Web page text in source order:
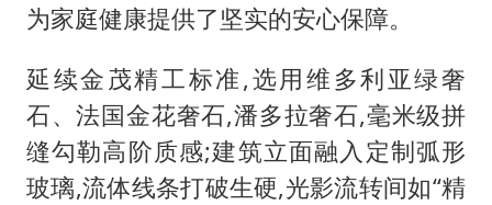
为家庭健康提供了坚实的安心保障。
延续金茂精工标准,选用维多利亚绿奢
石、法国金花奢石,潘多拉奢石,毫米级拼
缝勾勒高阶质感;建筑立面融入定制弧形
玻璃,流体线条打破生硬,光影流转间如“精